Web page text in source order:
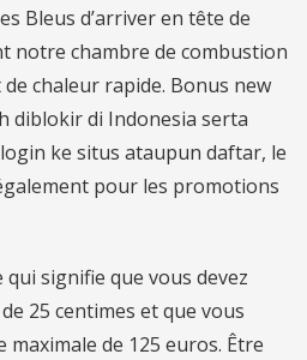
Bleus d’arriver en tête de
notre chambre de combustion
chaleur rapide. Bonus new
diblokir di Indonesia serta
ke situs ataupun daftar, le
pour les promotions
qui signifie que vous devez
25 centimes et que vous
de 125 euros. Être